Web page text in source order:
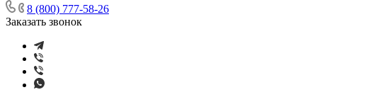
8 (800) 777-58-26
Заказать звонок